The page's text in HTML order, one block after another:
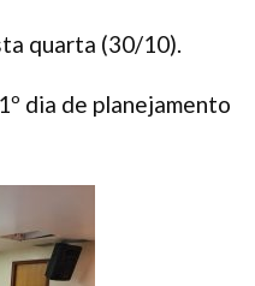
quarta (30/10).
dia de planejamento